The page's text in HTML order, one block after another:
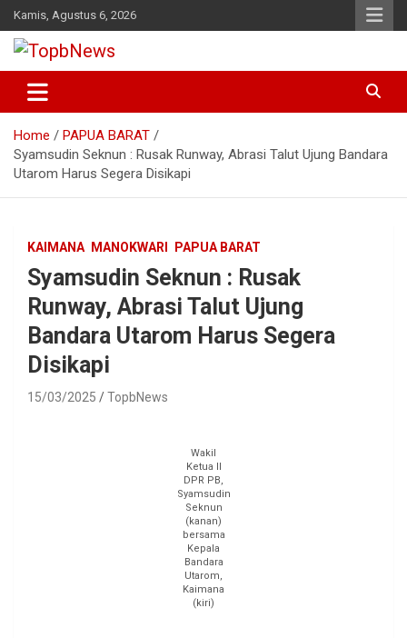
Skip
to
content
Kamis, Agustus 6, 2026
Home
PAPUA BARAT
Syamsudin Seknun : Rusak Runway, Abrasi Talut Ujung Bandara
Utarom Harus Segera Disikapi
KAIMANA MANOKWARI PAPUA BARAT
Syamsudin Seknun : Rusak
Runway, Abrasi Talut Ujung
Bandara Utarom Harus Segera
Disikapi
15/03/2025 TopbNews
Wakil
Ketua II
DPR PB,
Syamsudin
Seknun
(kanan)
bersama
Kepala
Bandara
Utarom,
Kaimana
(kiri)